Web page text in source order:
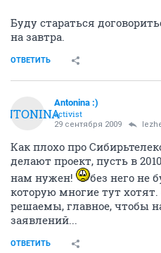
Буду стараться
на завтра.
ОТВЕТИТЬ
Antonina :)
activist
29 сентября 2009
Как плохо про
делают проект, пусть в
нам нужен!
без него не
которую многие тут
решаемы, главное, чтобы
заявлений...
ОТВЕТИТЬ